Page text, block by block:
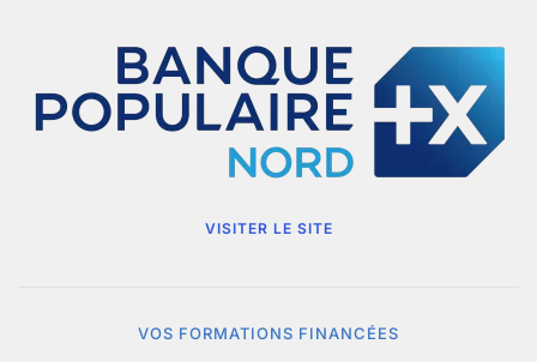
VISITER LE SITE
VOS FORMATIONS FINANCÉES